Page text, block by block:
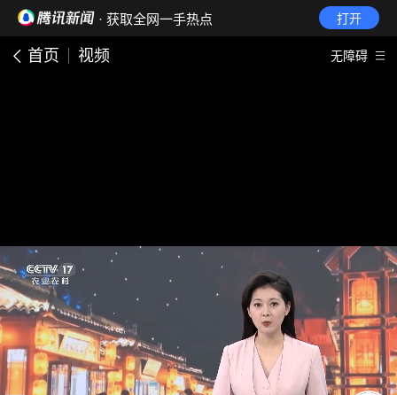
· 获取全网一手热点 打开
首页 视频 无障碍